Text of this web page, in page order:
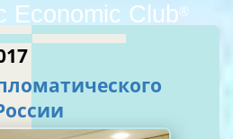
Economic Club®